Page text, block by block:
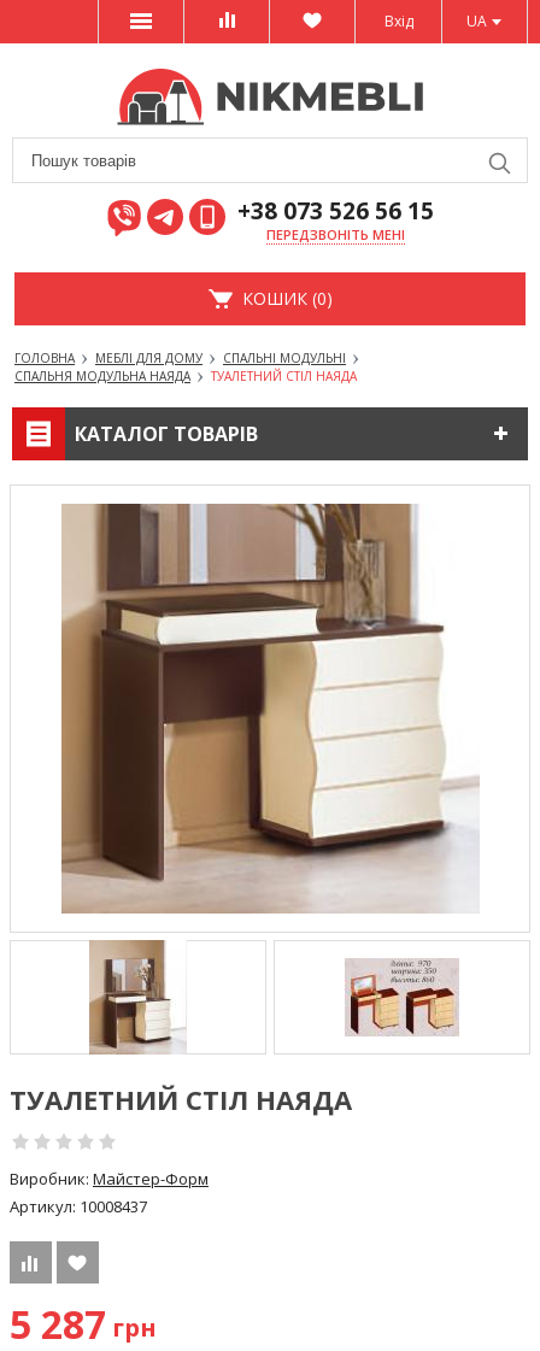
UA
Вхід
+38 073 526 56 15
ПЕРЕДЗВОНІТЬ МЕНІ
КОШИК (0)
ГОЛОВНА МЕБЛІ ДЛЯ ДОМУ
СПАЛЬНІ МОДУЛЬНІ
СПАЛЬНЯ МОДУЛЬНА НАЯДА
ТУАЛЕТНИЙ СТІЛ НАЯДА
КАТАЛОГ ТОВАРІВ
ТУАЛЕТНИЙ СТІЛ НАЯДА
Виробник: Майстер-Форм
Артикул: 10008437
5 287 грн